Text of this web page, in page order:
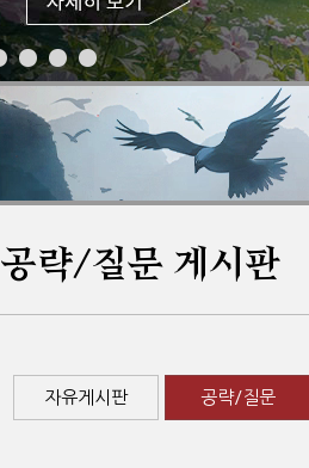
공략/질문 게시판
자유게시판 공략/질문